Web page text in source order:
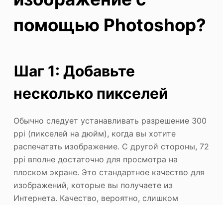
помощью Photoshop?
Шаг 1: Добавьте
несколько пикселей
Обычно следует устанавливать разрешение 300
ppi (пикселей на дюйм), когда вы хотите
распечатать изображение. С другой стороны, 72
ppi вполне достаточно для просмотра на
плоском экране. Это стандартное качество для
изображений, которые вы получаете из
Интернета. Качество, вероятно, слишком